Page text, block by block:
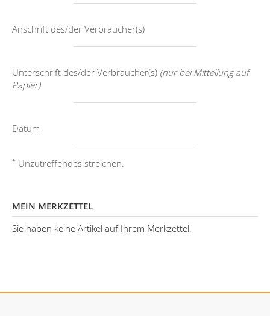
Anschrift des/der Verbraucher(s)
Unterschrift des/der Verbraucher(s) (nur bei Mitteilung auf
Papier)
Datum
* Unzutreffendes streichen.
MEIN MERKZETTEL
Sie haben keine Artikel auf Ihrem Merkzettel.